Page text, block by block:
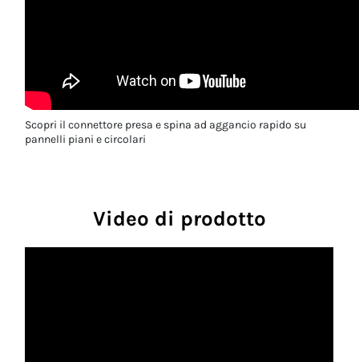
Scopri il connettore presa e spina ad aggancio rapido su
pannelli piani e circolari
Video di prodotto